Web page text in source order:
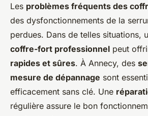
Les problèmes fréquents des
des dysfonctionnements de la
perdues. Dans de telles situations,
coffre-fort professionnel peut
rapides et sûres. À Annecy, des
mesure de dépannage sont
efficacement sans clé. Une
régulière assure le bon